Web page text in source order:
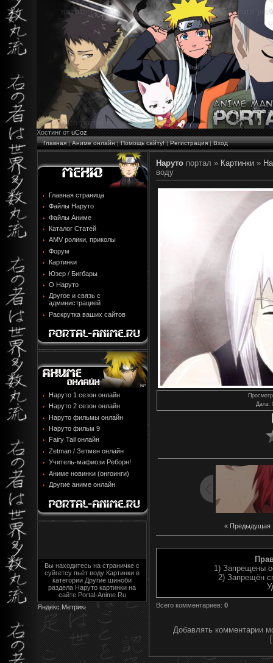
Хостинг от uCoz
Главная|Аниме онлайн|Помощь сайту!|Регистрация|Вход
Главная страница
Файлы Наруто
Файлы Аниме
Каталог Статей
AMV ролики, приколы
Форум
Картинки
Юзер / Бигбары
О Наруто
Другое и связь с
администрацией
Раскрутка ваших сайтов
Наруто 1 сезон онлайн
Наруто 2 сезон онлайн
Наруто фильмы онлайн
Наруто фильм 9
Fairy Tail онлайн
Zetman / Зетмен онлайн
Учитель-мафиози Реборн!
Аниме новинки (онгоинги)
Другие аниме онлайн
Вы находитесь на страничке с
суйгетсу пьёт воду Картинки в
категории Другие шиноби
раздела Наруто картинки на
сайте Portal-Anime.Ru
Наруто портал » Картинки »
воду
Дата:
« Предыдущая
1) Запрещены
2) Запрещён
Всего комментариев: 0
Добавлять комментарии